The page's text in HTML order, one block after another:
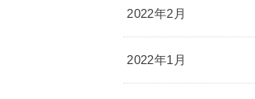
2022年2月
2022年1月